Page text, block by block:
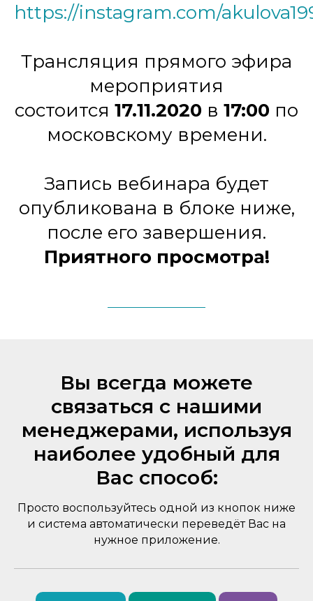
https://instagram.com/
Трансляция прямого эфира
мероприятия
состоится 17.11.2020 в 17:00 по
московскому времени.
Запись вебинара будет
опубликована в блоке ниже,
после его завершения.
Приятного просмотра!
Вы всегда можете
связаться с нашими
менеджерами, используя
наиболее удобный для
Вас способ:
Просто воспользуйтесь одной из кнопок ниже
и система автоматически переведёт Вас на
нужное приложение.